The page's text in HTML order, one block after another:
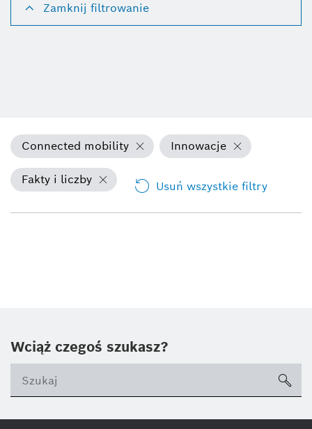
Zamknij filtrowanie
Connected mobility Innowacje
Fakty i liczby Usuń wszystkie filtry
Wciąż czegoś szukasz?